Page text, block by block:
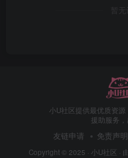
暂
小U社区提供最优质资
援助服务
友链申请 免责声明
Copyright © 2025 · 小U社区 ·